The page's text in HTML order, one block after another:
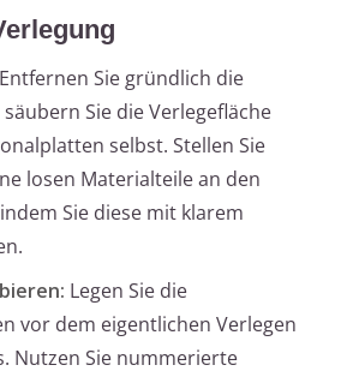
Entfernen Sie gründlich die
Sie die Verlegefläche
selbst. Stellen Sie
losen Materialteile an den
Sie diese mit klarem
Legen Sie die
vor dem eigentlichen Verlegen
Nutzen Sie nummerierte